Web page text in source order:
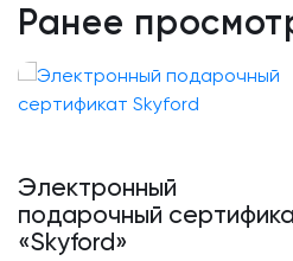
Ранее
Электронный
подарочный
«Skyford»